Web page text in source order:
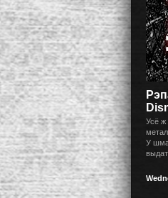
Усё ж
У